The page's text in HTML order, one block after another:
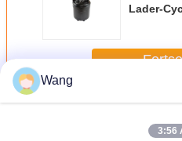
Lader-
MehrCycloidal Gang-Motor
Wang
3:56